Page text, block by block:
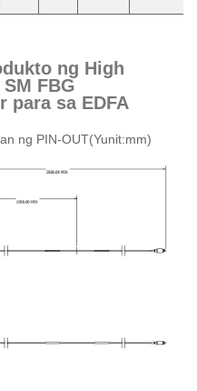
ng High
FBG
para sa EDFA
ng PIN-OUT(Yunit:mm)